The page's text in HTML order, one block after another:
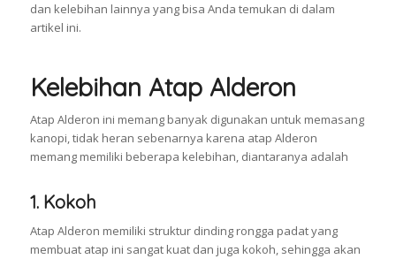
dan kelebihan lainnya yang bisa Anda temukan di dalam
artikel ini.
Kelebihan Atap Alderon
Atap Alderon ini memang banyak digunakan untuk memasang
kanopi, tidak heran sebenarnya karena atap Alderon
memang memiliki beberapa kelebihan, diantaranya adalah
1. Kokoh
Atap Alderon memiliki struktur dinding rongga padat yang
membuat atap ini sangat kuat dan juga kokoh, sehingga akan